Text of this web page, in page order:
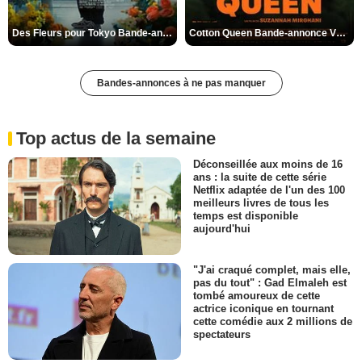
Des Fleurs pour Tokyo Bande-annonce VO STFR Cotton Queen Bande-annonce VO STFR
Bandes-annonces à ne pas manquer
Top actus de la semaine
Déconseillée aux moins de 16
ans : la suite de cette série
Netflix adaptée de l'un des 100
meilleurs livres de tous les
temps est disponible
aujourd'hui
"J'ai craqué complet, mais elle,
pas du tout" : Gad Elmaleh est
tombé amoureux de cette
actrice iconique en tournant
cette comédie aux 2 millions de
spectateurs